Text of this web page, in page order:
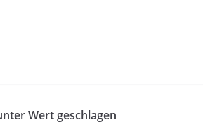
Wert geschlagen